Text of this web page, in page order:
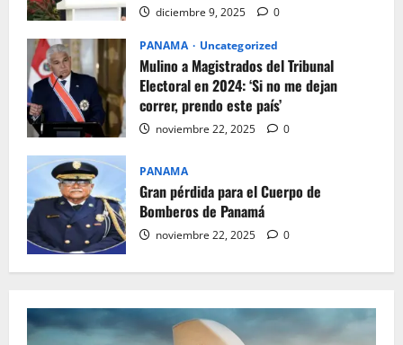
diciembre 9, 2025 0
PANAMA Uncategorized
Mulino a Magistrados del Tribunal
Electoral en 2024: ‘Si no me dejan
correr, prendo este país’
noviembre 22, 2025 0
PANAMA
Gran pérdida para el Cuerpo de
Bomberos de Panamá
noviembre 22, 2025 0